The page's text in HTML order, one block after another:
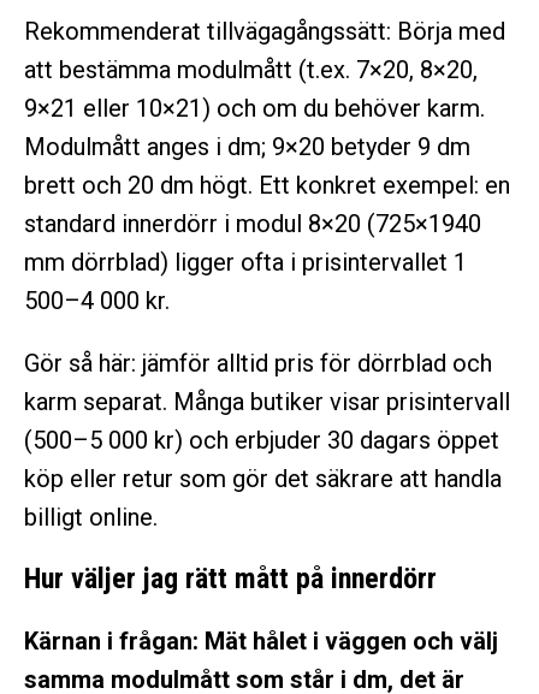
Rekommenderat tillvägagångssätt: Börja med
att bestämma modulmått (t.ex. 7×20, 8×20,
9×21 eller 10×21) och om du behöver karm.
Modulmått anges i dm; 9×20 betyder 9 dm
brett och 20 dm högt. Ett konkret exempel: en
standard innerdörr i modul 8×20 (725×1940
mm dörrblad) ligger ofta i prisintervallet 1
500–4 000 kr.
Gör så här: jämför alltid pris för dörrblad och
karm separat. Många butiker visar prisintervall
(500–5 000 kr) och erbjuder 30 dagars öppet
köp eller retur som gör det säkrare att handla
billigt online.
Hur väljer jag rätt mått på innerdörr
Kärnan i frågan: Mät hålet i väggen och välj
samma modulmått som står i dm, det är